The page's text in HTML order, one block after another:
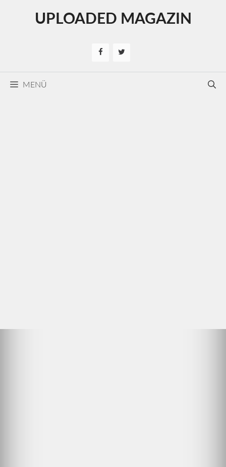
UPLOADED MAGAZIN
MENÜ